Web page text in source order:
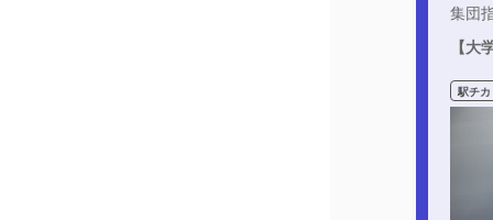
集団
【
駅チ